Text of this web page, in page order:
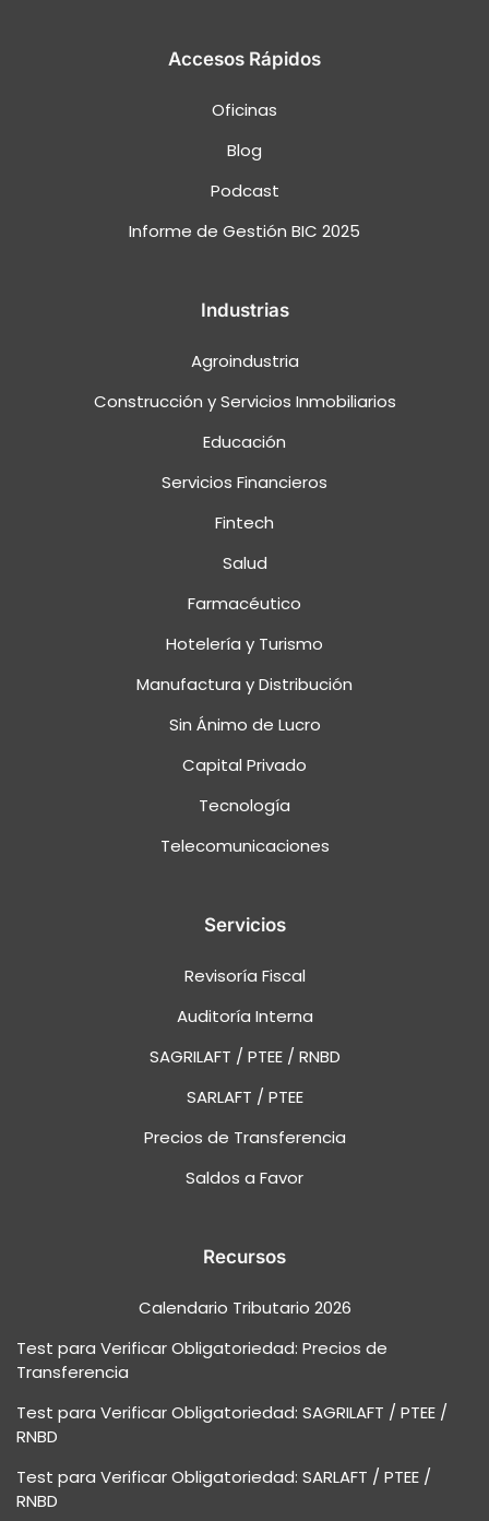
Accesos Rápidos
Oficinas
Blog
Podcast
Informe de Gestión BIC 2025
Industrias
Agroindustria
Construcción y Servicios Inmobiliarios
Educación
Servicios Financieros
Fintech
Salud
Farmacéutico
Hotelería y Turismo
Manufactura y Distribución
Sin Ánimo de Lucro
Capital Privado
Tecnología
Telecomunicaciones
Servicios
Revisoría Fiscal
Auditoría Interna
SAGRILAFT / PTEE / RNBD
SARLAFT / PTEE
Precios de Transferencia
Saldos a Favor
Recursos
Calendario Tributario 2026
Test para Verificar Obligatoriedad: Precios de
Transferencia
Test para Verificar Obligatoriedad: SAGRILAFT / PTEE /
RNBD
Test para Verificar Obligatoriedad: SARLAFT / PTEE /
RNBD